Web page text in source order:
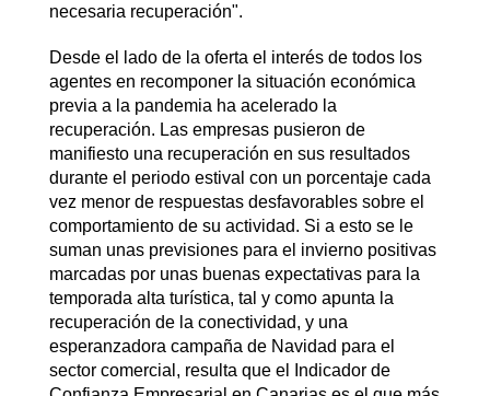
necesaria recuperación".
Desde el lado de la oferta el interés de todos los
agentes en recomponer la situación económica
previa a la pandemia ha acelerado la
recuperación. Las empresas pusieron de
manifiesto una recuperación en sus resultados
durante el periodo estival con un porcentaje cada
vez menor de respuestas desfavorables sobre el
comportamiento de su actividad. Si a esto se le
suman unas previsiones para el invierno positivas
marcadas por unas buenas expectativas para la
temporada alta turística, tal y como apunta la
recuperación de la conectividad, y una
esperanzadora campaña de Navidad para el
sector comercial, resulta que el Indicador de